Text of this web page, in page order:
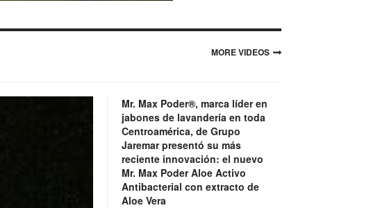
MORE VIDEOS
Mr. Max Poder®, marca líder en
jabones de lavandería en toda
Centroamérica, de Grupo
Jaremar presentó su más
reciente innovación: el nuevo
Mr. Max Poder Aloe Activo
Antibacterial con extracto de
Aloe Vera